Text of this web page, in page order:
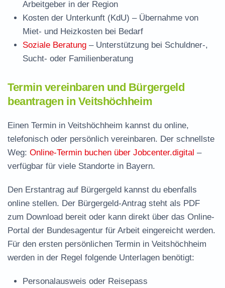
Arbeitgeber in der Region
Kosten der Unterkunft (KdU) – Übernahme von
Miet- und Heizkosten bei Bedarf
Soziale Beratung – Unterstützung bei Schuldner-,
Sucht- oder Familienberatung
Termin vereinbaren und Bürgergeld
beantragen in Veitshöchheim
Einen Termin in Veitshöchheim kannst du online,
telefonisch oder persönlich vereinbaren. Der schnellste
Weg: Online-Termin buchen über Jobcenter.digital –
verfügbar für viele Standorte in Bayern.
Den Erstantrag auf Bürgergeld kannst du ebenfalls
online stellen. Der Bürgergeld-Antrag steht als PDF
zum Download bereit oder kann direkt über das Online-
Portal der Bundesagentur für Arbeit eingereicht werden.
Für den ersten persönlichen Termin in Veitshöchheim
werden in der Regel folgende Unterlagen benötigt:
Personalausweis oder Reisepass